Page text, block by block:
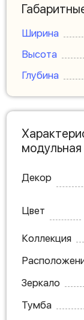
Ширина
Высота
Глубина
Декор
Цвет
Коллекция
Зеркало
Тумба